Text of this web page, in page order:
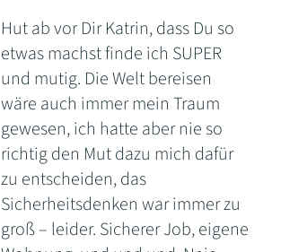
Hut ab vor Dir Katrin, dass Du so
etwas machst finde ich SUPER
und mutig. Die Welt bereisen
wäre auch immer mein Traum
gewesen, ich hatte aber nie so
richtig den Mut dazu mich dafür
zu entscheiden, das
Sicherheitsdenken war immer zu
groß – leider. Sicherer Job, eigene